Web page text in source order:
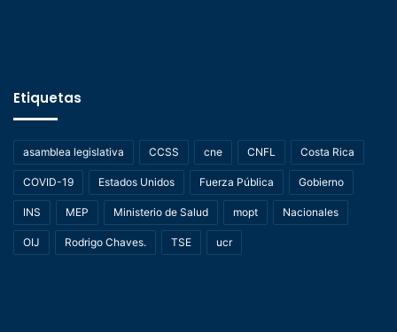
Etiquetas
asamblea legislativa CCSS cne CNFL Costa Rica
COVID-19 Estados Unidos Fuerza Pública Gobierno
INS MEP Ministerio de Salud mopt Nacionales
OIJ Rodrigo Chaves. TSE ucr